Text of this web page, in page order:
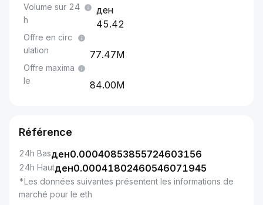
Volume sur 24
h
45.42
Offre en circ
ulation
77.47M
Offre maxima
le
84.00M
Référence
24h Basден0.00040853855724603156
24h Hautден0.00041802460546071945
*Les données suivantes présentent les informations de
marché pour le eth